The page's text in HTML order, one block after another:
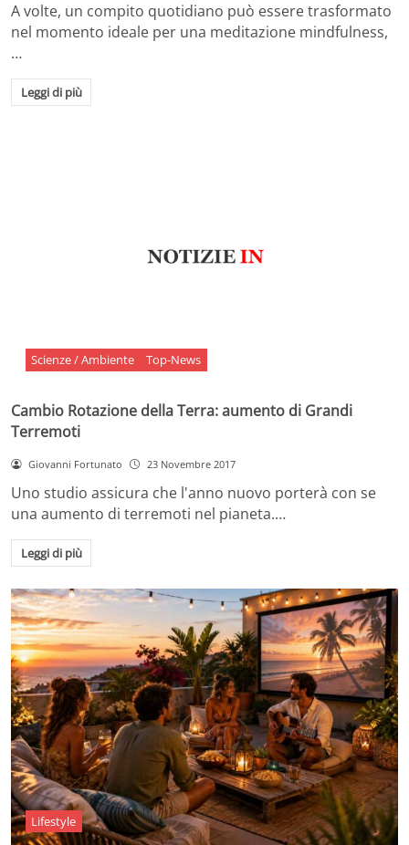
A volte, un compito quotidiano può essere trasformato
nel momento ideale per una meditazione mindfulness,
…
Leggi di più
Scienze / Ambiente Top-News
Cambio Rotazione della Terra: aumento di Grandi
Terremoti
Giovanni Fortunato 23 Novembre 2017
Uno studio assicura che l'anno nuovo porterà con se
una aumento di terremoti nel pianeta.…
Leggi di più
Lifestyle